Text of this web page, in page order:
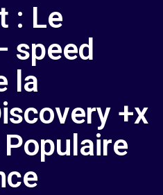
: Le
speed
la
+x
Populaire